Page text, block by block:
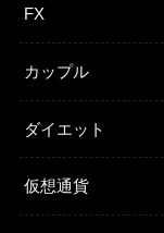
FX
カップル
ダイエット
仮想通貨